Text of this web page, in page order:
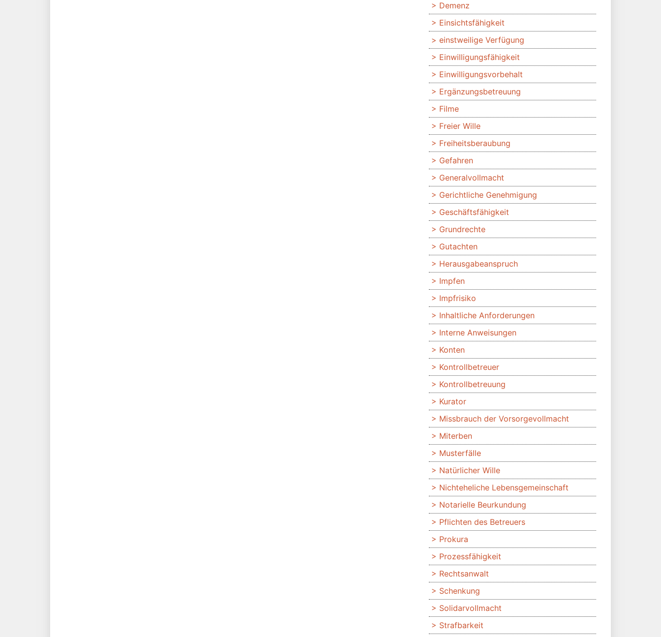
Demenz
Einsichtsfähigkeit
einstweilige Verfügung
Einwilligungsfähigkeit
Einwilligungsvorbehalt
Ergänzungsbetreuung
Filme
Freier Wille
Freiheitsberaubung
Gefahren
Generalvollmacht
Gerichtliche Genehmigung
Geschäftsfähigkeit
Grundrechte
Gutachten
Herausgabeanspruch
Impfen
Impfrisiko
Inhaltliche Anforderungen
Interne Anweisungen
Konten
Kontrollbetreuer
Kontrollbetreuung
Kurator
Missbrauch der Vorsorgevollmacht
Miterben
Musterfälle
Natürlicher Wille
Nichteheliche Lebensgemeinschaft
Notarielle Beurkundung
Pflichten des Betreuers
Prokura
Prozessfähigkeit
Rechtsanwalt
Schenkung
Solidarvollmacht
Strafbarkeit